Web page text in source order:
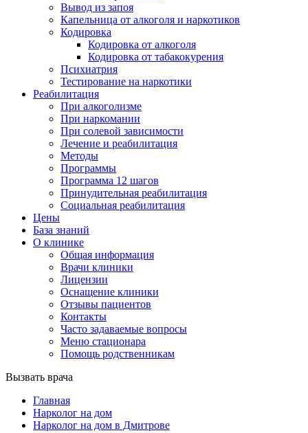
Вывод из запоя
Капельница от алкоголя и наркотиков
Кодировка
Кодировка от алкоголя
Кодировка от табакокурения
Психиатрия
Тестирование на наркотики
Реабилитация
При алкоголизме
При наркомании
При солевой зависимости
Лечение и реабилитация
Методы
Программы
Программа 12 шагов
Принудительная реабилитация
Социальная реабилитация
Цены
База знаний
О клинике
Общая информация
Врачи клиники
Лицензии
Оснащение клиники
Отзывы пациентов
Контакты
Часто задаваемые вопросы
Меню стационара
Помощь родственникам
Вызвать врача
Главная
Нарколог на дом
Нарколог на дом в Дмитрове